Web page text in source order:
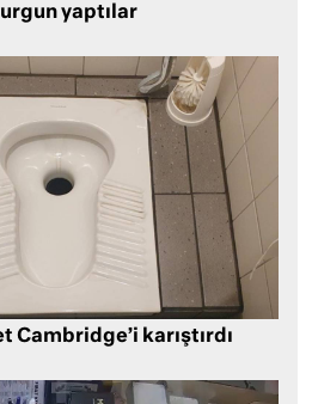
yaptılar
Cambridge’i karıştırdı